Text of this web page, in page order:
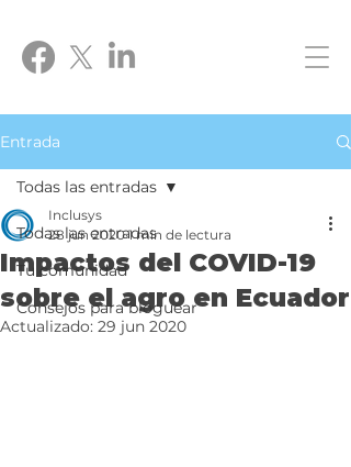
Entrada
Todas las entradas
Tu comunidad
Consejos para bloguear
Todas las entradas
Impactos del COVID-19
sobre el agro en Ecuador
Inclusys
28 jun 2020 1 min de lectura
Actualizado: 29 jun 2020